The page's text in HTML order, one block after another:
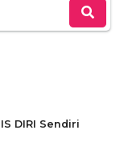
DIRI Sendiri